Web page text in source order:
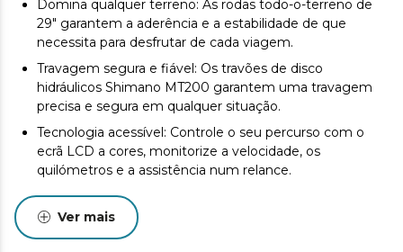
Domina qualquer terreno: As rodas todo-o-terreno de
29" garantem a aderência e a estabilidade de que
necessita para desfrutar de cada viagem.
Travagem segura e fiável: Os travões de disco
hidráulicos Shimano MT200 garantem uma travagem
precisa e segura em qualquer situação.
Tecnologia acessível: Controle o seu percurso com o
ecrã LCD a cores, monitorize a velocidade, os
quilómetros e a assistência num relance.
Leveza e resistência: O quadro em alumínio 6061
hidroformado oferece a combinação perfeita de leveza
e durabilidade para as suas aventuras mais exigentes.
Ver mais